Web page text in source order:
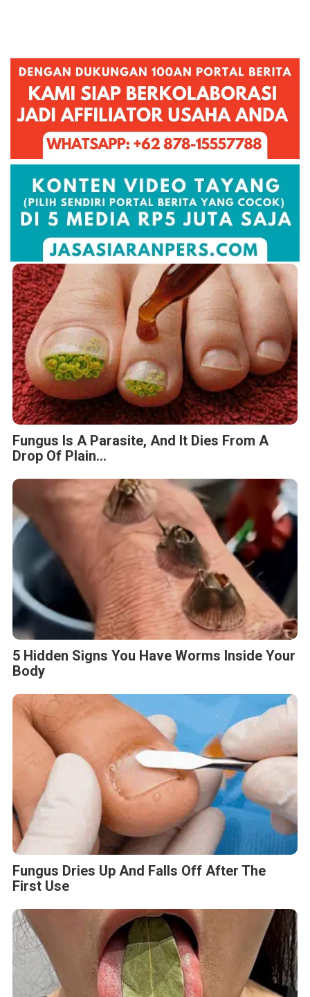
Fungus Is A Parasite, And It Dies From A
Drop Of Plain...
5 Hidden Signs You Have Worms Inside Your
Body
Fungus Dries Up And Falls Off After The
First Use